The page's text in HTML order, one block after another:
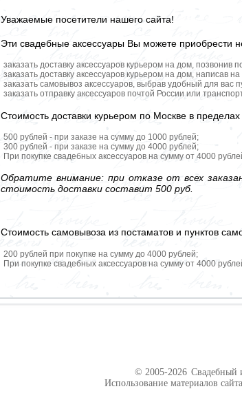
Уважаемые посетители нашего сайта!
Эти свадебные аксессуары Вы можете приобрести
заказать доставку аксессуаров курьером на дом, позвонив
заказать доставку аксессуаров курьером на дом, написав
заказать самовывоз аксессуаров, выбрав удобный для вас
заказать отправку аксессуаров почтой России или
Стоимость доставки курьером по Москве в
500 рублей - при заказе на сумму до 1000 рублей;
300 рублей - при заказе на сумму до 4000 рублей;
При покупке свадебных аксессуаров на сумму от 4000
Обратите внимание: при отказе от всех
стоимость доставки составит 500 руб.
Стоимость самовывоза из постаматов и пунктов
200 рублей при покупке на сумму до 4000 рублей;
При покупке свадебных аксессуаров на сумму от 4000
© 2005-2026 Свадебный
Использование материалов